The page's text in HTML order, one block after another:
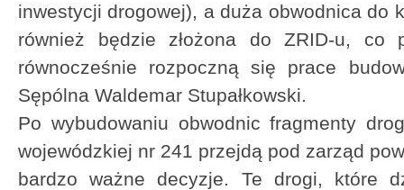
inwestycji drogowej), a duża obwodnica do
również będzie złożona do ZRID-u, co
równocześnie rozpoczną się prace
Sępólna Waldemar Stupałkowski.
Po wybudowaniu obwodnic fragmenty
wojewódzkiej nr 241 przejdą pod zarząd
bardzo ważne decyzje. Te drogi, które